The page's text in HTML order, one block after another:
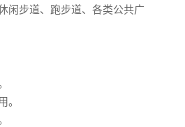
闲步道、跑步道、各类公共广
。